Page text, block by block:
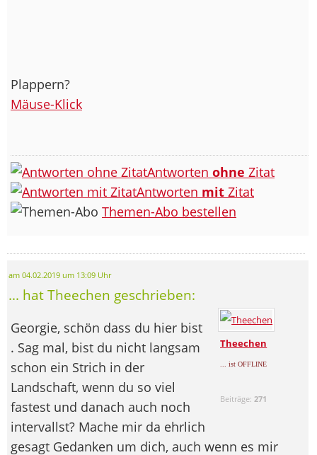
Plappern?
Mäuse-Klick
Antworten ohne Zitat
Antworten mit Zitat
Themen-Abo bestellen
am 04.02.2019 um 13:09 Uhr
... hat Theechen geschrieben:
Theechen
... ist OFFLINE
Beiträge: 271
Georgie, schön dass du hier bist
. Sag mal, bist du nicht langsam
schon ein Strich in der
Landschaft, wenn du so viel
fastest und danach auch noch
intervallst? Mache mir da ehrlich
gesagt Gedanken um dich, auch wenn es mir